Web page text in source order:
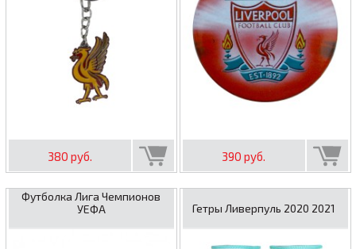
380 руб. 390 руб.
Футболка Лига Чемпионов
УЕФА
Гетры Ливерпуль 2020 2021